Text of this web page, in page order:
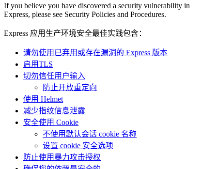
If you believe you have discovered a security vulnerability in
Express, please see Security Policies and Procedures.
Express 应用生产环境安全最佳实践包含：
请勿使用已弃用或存在漏洞的 Express 版本
启用TLS
切勿信任用户输入
防止开放重定向
使用 Helmet
减少指纹信息泄露
安全使用 Cookie
不使用默认会话 cookie 名称
设置 cookie 安全选项
防止使用暴力攻击授权